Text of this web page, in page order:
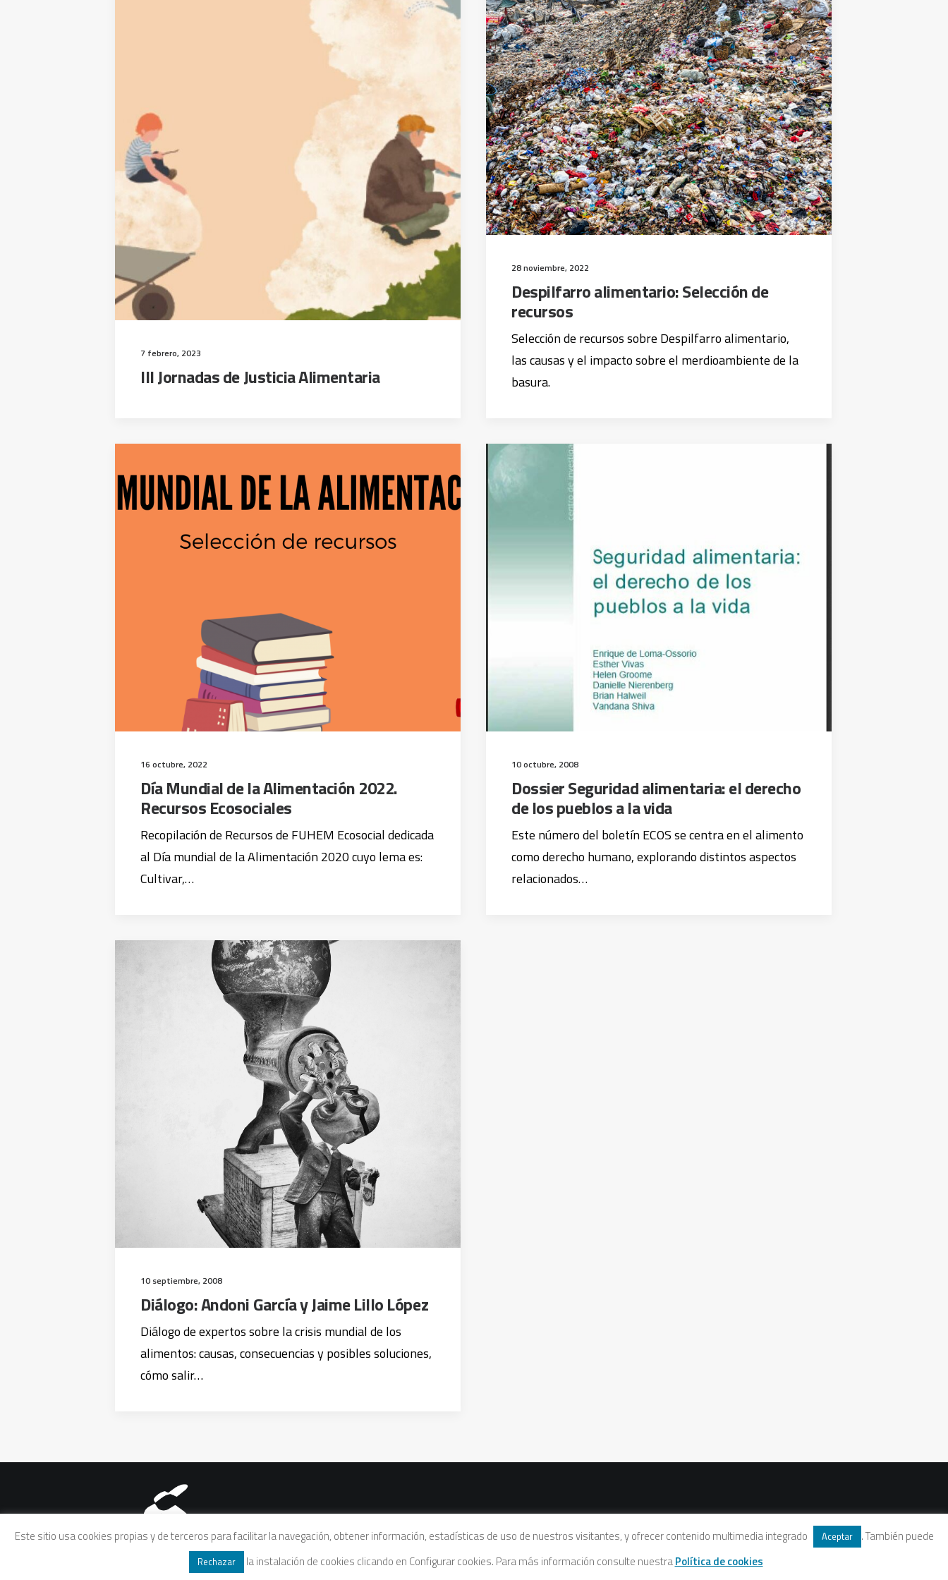
7 febrero, 2023
III Jornadas de Justicia Alimentaria
28 noviembre, 2022
Despilfarro alimentario: Selección de
recursos
Selección de recursos sobre Despilfarro alimentario,
las causas y el impacto sobre el merdioambiente de la
basura.
16 octubre, 2022
Día Mundial de la Alimentación 2022.
Recursos Ecosociales
Recopilación de Recursos de FUHEM Ecosocial dedicada
al Día mundial de la Alimentación 2020 cuyo lema es:
Cultivar,…
10 octubre, 2008
Dossier Seguridad alimentaria: el derecho
de los pueblos a la vida
Este número del boletín ECOS se centra en el alimento
como derecho humano, explorando distintos aspectos
relacionados…
10 septiembre, 2008
Diálogo: Andoni García y Jaime Lillo López
Diálogo de expertos sobre la crisis mundial de los
alimentos: causas, consecuencias y posibles soluciones,
cómo salir…
Aviso legal|Política de privacidad|Política de cookies|Condiciones legales de venta
Este sitio usa cookies propias y de terceros para facilitar la navegación, obtener información, estadísticas de uso de nuestros visitantes, y ofrecer contenido multimedia integrado Aceptar . También puede
Rechazar la instalación de cookies clicando en Configurar cookies. Para más información consulte nuestraPolítica de cookies